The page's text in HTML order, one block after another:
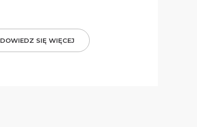
DOWIEDZ SIĘ WIĘCEJ